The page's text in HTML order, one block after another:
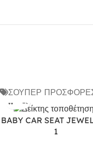
ΣΟΎΠΕΡ
BABY CAR SEAT
1